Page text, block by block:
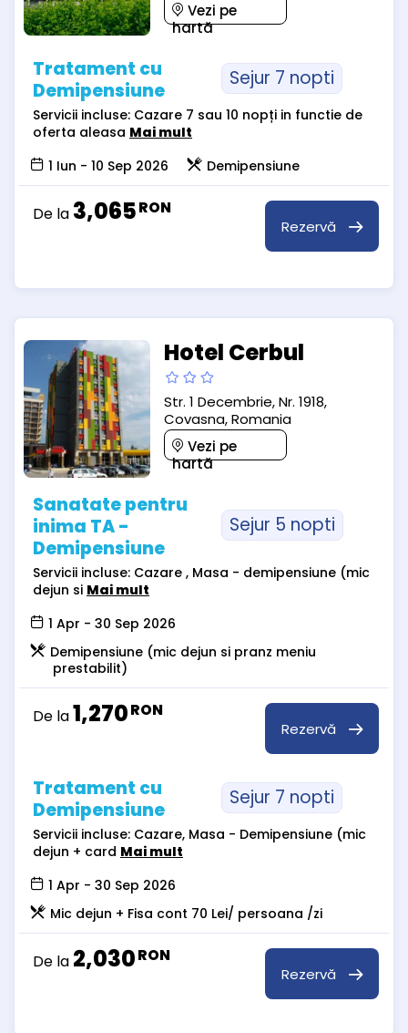
Vezi pe
hartă
Tratament cu
Demipensiune
Sejur 7 nopti
Servicii incluse: Cazare 7 sau 10 nopți in functie de
oferta aleasa Mai mult
1 Iun - 10 Sep 2026
Demipensiune
De la 3,065RON
Rezervă
Hotel Cerbul
Str. 1 Decembrie, Nr. 1918,
Covasna, Romania
Vezi pe
hartă
Sanatate pentru
inima TA -
Demipensiune
Sejur 5 nopti
Servicii incluse: Cazare , Masa - demipensiune (mic
dejun si Mai mult
1 Apr - 30 Sep 2026
Demipensiune (mic dejun si pranz meniu
prestabilit)
De la1,270RON
Rezervă
Tratament cu
Demipensiune
Sejur 7 nopti
Servicii incluse: Cazare, Masa - Demipensiune (mic
dejun + card Mai mult
1 Apr - 30 Sep 2026
Mic dejun + Fisa cont 70 Lei/ persoana /zi
De la 2,030RON
Rezervă